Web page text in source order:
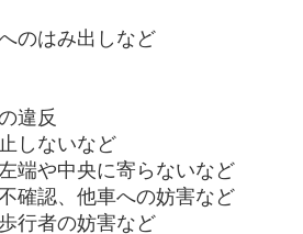
のはみ出しなど
違反
しないなど
端や中央に寄らないなど
確認、他車への妨害など
行者の妨害など